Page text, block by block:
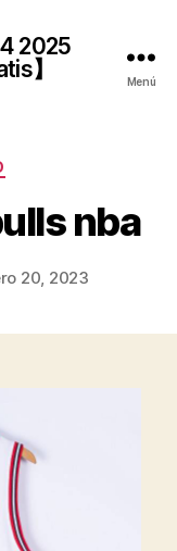
2025
】
Menú
nba
20, 2023